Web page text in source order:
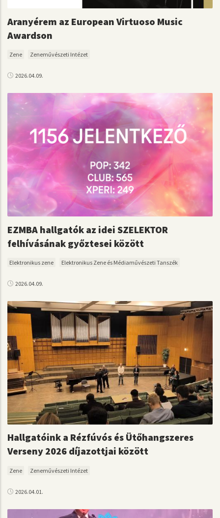
Aranyérem az European Virtuoso Music
Awardson
Zene Zeneművészeti Intézet
2026.04.09.
EZMBA hallgatók az idei SZELEKTOR
felhívásának győztesei között
Elektronikus zene Elektronikus Zene és Médiaművészeti Tanszék
2026.04.09.
Hallgatóink a Rézfúvós és Ütőhangszeres
Verseny 2026 díjazottjai között
Zene Zeneművészeti Intézet
2026.04.01.